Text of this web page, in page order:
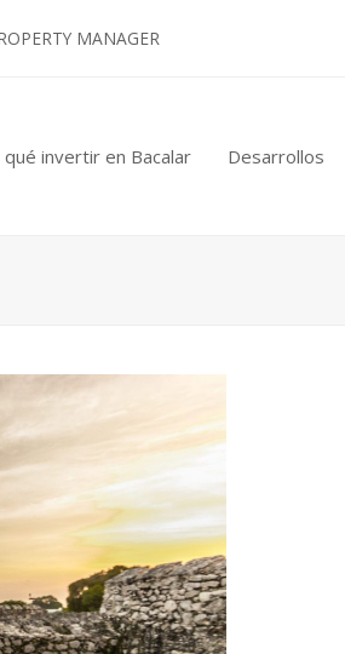
MANAGER
qué invertir en Bacalar Desarrollos